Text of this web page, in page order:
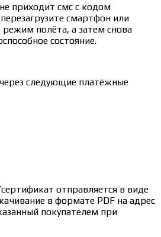
приходит смс с кодом
смартфон или
режим полёта, а затем снова
состояние.
следующие платёжные
отправляется в виде
в формате PDF на адрес
покупателем при